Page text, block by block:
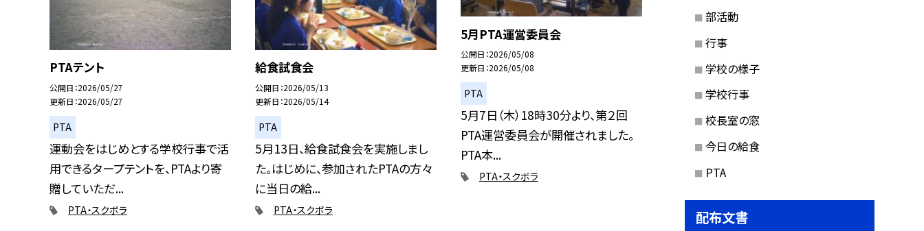
PTAテント
公開日 2026/05/27
更新日 2026/05/27
PTA
運動会をはじめとする学校行事で活
用できるタープテントを、PTAより寄
贈していただ...
PTA・スクボラ
給食試食会
公開日 2026/05/13
更新日 2026/05/14
PTA
5月13日、給食試食会を実施しまし
た。はじめに、参加されたPTAの方々
に当日の給...
PTA・スクボラ
5月PTA運営委員会
公開日 2026/05/08
更新日 2026/05/08
PTA
5月7日（木）18時30分より、第２回
PTA運営委員会が開催されました。
PTA本...
PTA・スクボラ
部活動
行事
学校の様子
学校行事
校長室の窓
今日の給食
PTA
配布文書